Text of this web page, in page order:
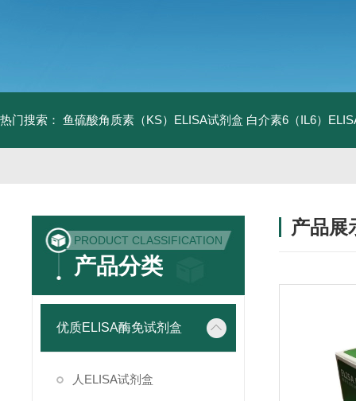
热门搜索： 鱼硫酸角质素（KS）ELISA试剂盒 白介素6（IL6）
PRODUCT CLASSIFICATION
产品分类
优质ELISA酶免试剂盒
人ELISA试剂盒
产品展